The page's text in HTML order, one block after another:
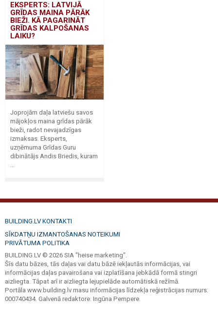
EKSPERTS: LATVIJĀ
GRĪDAS MAINA PĀRĀK
BIEŽI. KĀ PAGARINĀT
GRĪDAS KALPOŠANAS
LAIKU?
Joprojām daļa latviešu savos
mājokļos maina grīdas pārāk
bieži, radot nevajadzīgas
izmaksas. Eksperts,
uzņēmuma Grīdas Guru
dibinātājs Andis Briedis, kuram
BUILDING.LV KONTAKTI
SĪKDATŅU IZMANTOŠANAS NOTEIKUMI
PRIVĀTUMA POLITIKA
BUILDING.LV © 2026 SIA "heise marketing".
Šīs datu bāzes, tās daļas vai datu bāzē iekļautās informācijas, vai
informācijas daļas pavairošana vai izplatīšana jebkādā formā stingri
aizliegta. Tāpat arī ir aizliegta lejupielāde automātiskā režīmā.
Portāla www.building.lv masu informācijas līdzekļa reģistrācijas numurs:
000740434. Galvenā redaktore: Ingūna Pempere.